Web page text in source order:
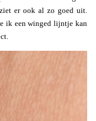
er ook al zo goed uit.
ik een winged lijntje kan